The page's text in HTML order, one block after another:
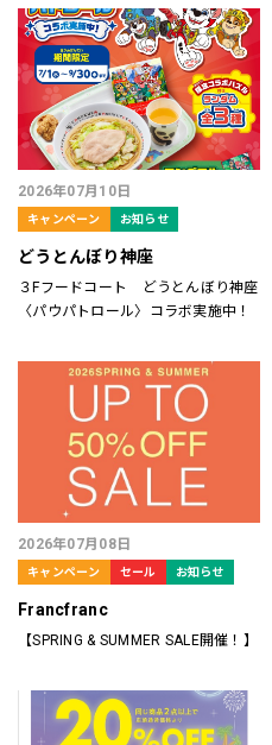
2026年07月10日
キャンペーン お知らせ
どうとんぼり神座
３Fフードコート どうとんぼり神座
〈パウパトロール〉コラボ実施中！
2026年07月08日
キャンペーン セール お知らせ
Francfranc
【SPRING & SUMMER SALE開催！】